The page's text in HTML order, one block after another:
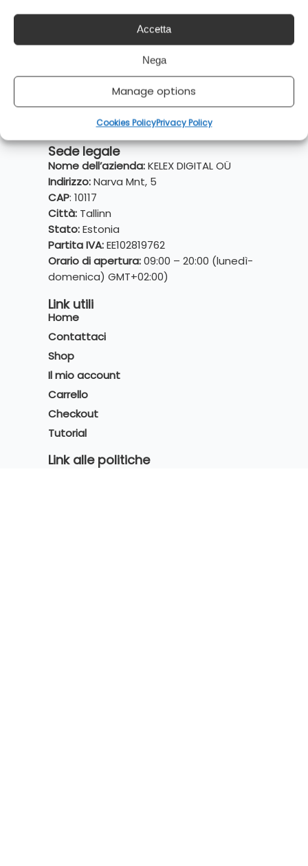
Accetta
Nega
Manage options
Cookies PolicyPrivacy Policy
Sede legale
Nome dell’azienda:KELEX DIGITAL OÜ
Indirizzo:Narva Mnt, 5
CAP: 10117
Città: Tallinn
Stato:Estonia
Partita IVA:EE102819762
Orario di apertura:09:00 – 20:00 (lunedì-
domenica) GMT+02:00)
Link utili
Home
Contattaci
Shop
Il mio account
Carrello
Checkout
Tutorial
Link alle politiche
Privacy Policy